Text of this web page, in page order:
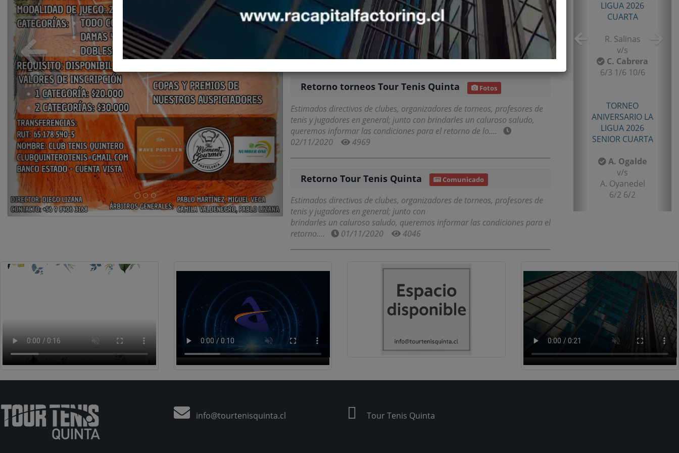
Este año tenemos Master Tour Tenis Quinta que iniciará el Sábado 03 de
Diciembre, en sedes por definir.
dentro de las novedades tendremos;
Formato Round Robin 3 grupos de 3 jugadores ....
18/08/2022
5102
Retorno torneos Tour Tenis Quinta Fotos
Estimados directivos de clubes, organizadores de torneos, profesores de
tenis y jugadores en general; junto con brindarles un caluroso saludo,
queremos informar las condiciones para el retorno de lo....
02/11/2020
4969
Retorno Tour Tenis Quinta Comunicado
Estimados directivos de clubes, organizadores de torneos, profesores de
tenis y jugadores en general; junto con
brindarles un caluroso saludo, queremos informar las condiciones para el
retorno....
01/11/2020 4046
LIGUA 2026
CUARTA
R. Salinas
v/s
C. Cabrera
6/3 1/6 10/6
TORNEO
ANIVERSARIO LA
LIGUA 2026
SENIOR CUARTA
A. Ogalde
v/s
A. Oyanedel
6/2 6/2
info@tourtenisquinta.cl Tour Tenis Quinta